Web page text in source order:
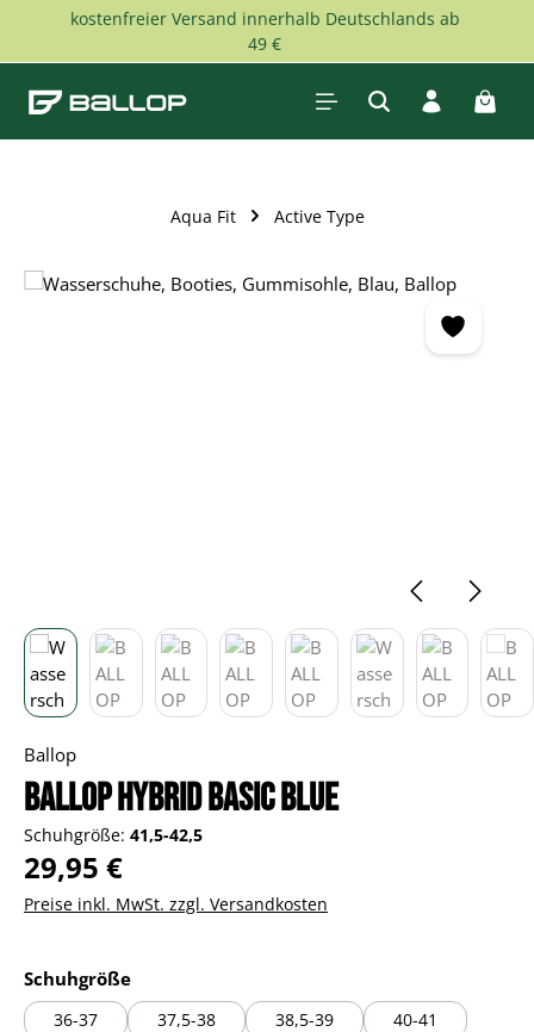
Zum Hauptinhalt springen
kostenfreier Versand innerhalb Deutschlands ab
49 €
Aqua Fit Active Type
Bildergalerie überspringen
Ballop
BALLOP Hybrid basic blue
Schuhgröße: 41,5-42,5
Regulärer Preis:
29,95 €
Preise inkl. MwSt. zzgl. Versandkosten
Schuhgrößeauswählen
36-37 37,5-38 38,5-39
40-41